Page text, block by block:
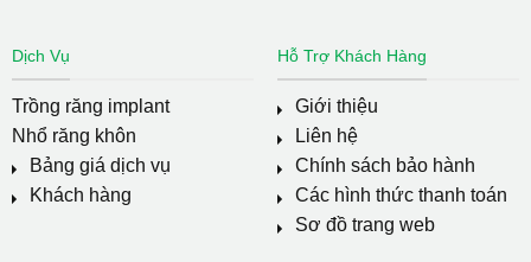
Dịch Vụ
Trồng răng implant
Nhổ răng khôn
Bảng giá dịch vụ
Khách hàng
Hỗ Trợ Khách Hàng
Giới thiệu
Liên hệ
Chính sách bảo hành
Các hình thức thanh toán
Sơ đồ trang web